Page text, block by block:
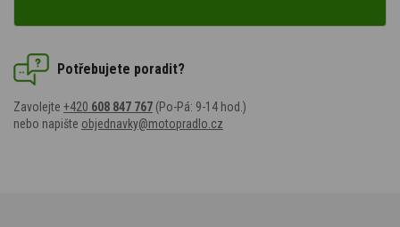
Potřebujete poradit?
Zavolejte +420 608 847 767 (Po-Pá: 9-14 hod.)
nebo napište objednavky@motopradlo.cz